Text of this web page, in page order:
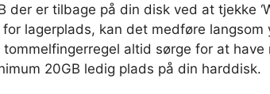
der er tilbage på din disk ved at tjekke
lagerplads, kan det medføre langsom
altid sørge for at
20GB ledig plads på din harddisk.